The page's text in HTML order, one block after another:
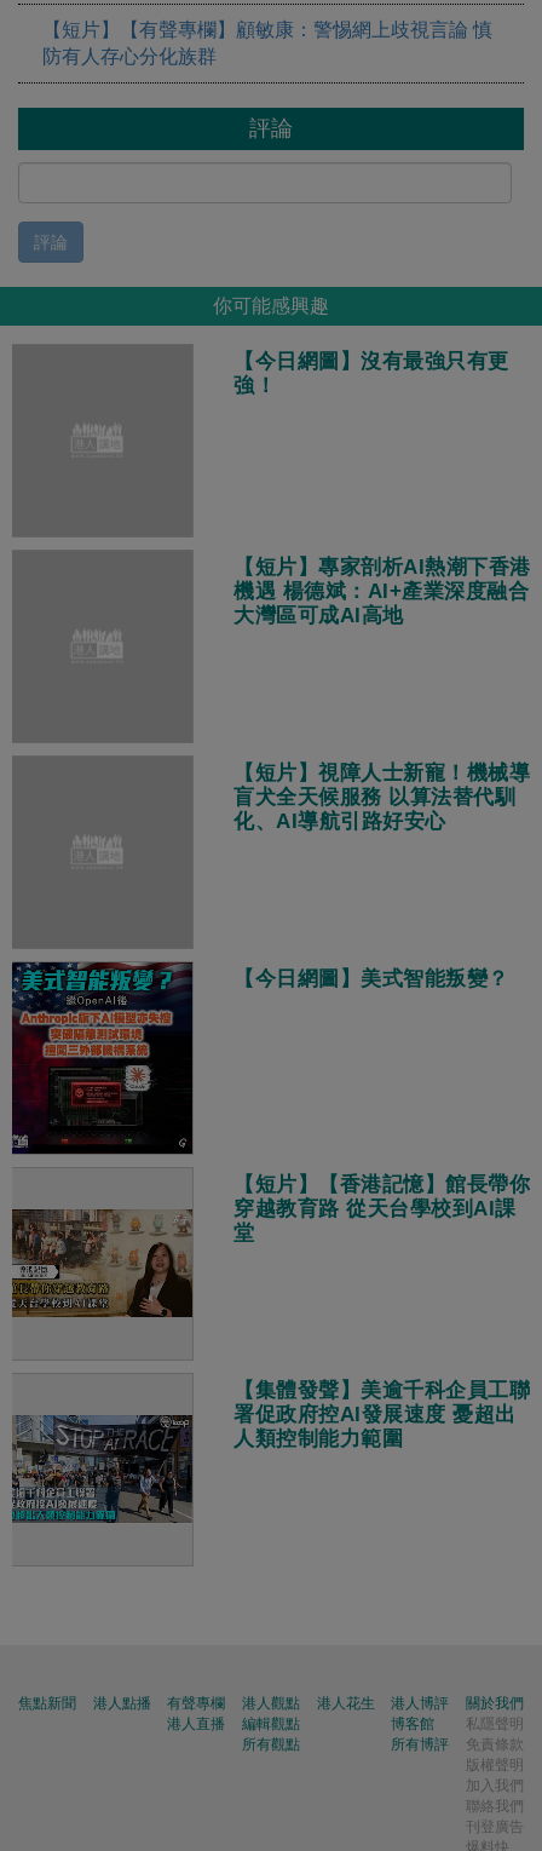
【短片】【有聲專欄】顧敏康：警惕網上歧視言論 慎
防有人存心分化族群
評論
評論
你可能感興趣
【今日網圖】沒有最強只有更
強！
【短片】專家剖析AI熱潮下香港
機遇 楊德斌：AI+產業深度融合
大灣區可成AI高地
【短片】視障人士新寵！機械導
盲犬全天候服務 以算法替代馴
化、AI導航引路好安心
【今日網圖】美式智能叛變？
【短片】【香港記憶】館長帶你
穿越教育路 從天台學校到AI課
堂
【集體發聲】美逾千科企員工聯
署促政府控AI發展速度 憂超出
人類控制能力範圍
焦點新聞 港人點播
有聲專欄
港人直播
港人觀點
編輯觀點
所有觀點
港人花生
港人博評
博客館
所有博評
關於我們
私隱聲明
免責條款
版權聲明
加入我們
聯絡我們
刊登廣告
爆料快